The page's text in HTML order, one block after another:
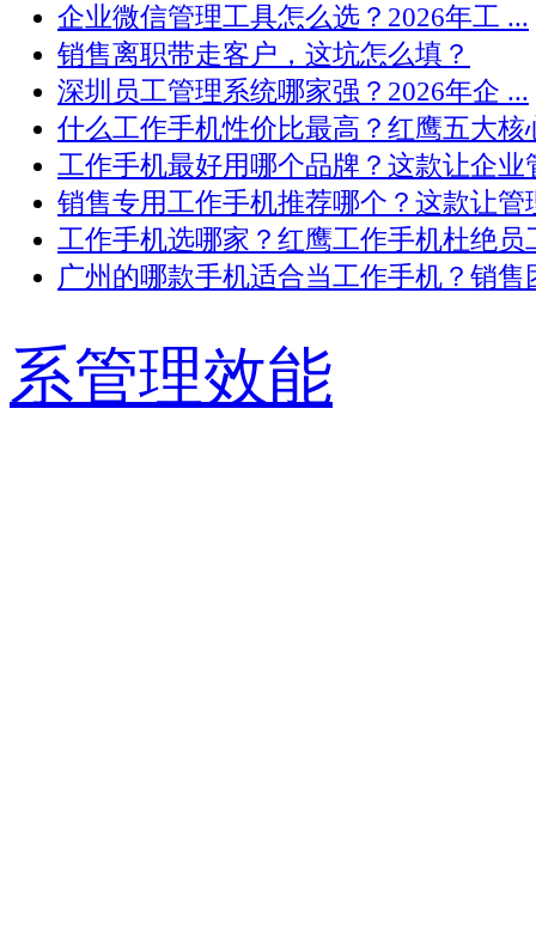
企业微信管理工具怎么选？2026年工 ...
销售离职带走客户，这坑怎么填？
深圳员工管理系统哪家强？2026年企 ...
什么工作手机性价比最高？红鹰五大核
工作手机最好用哪个品牌？这款让企业
销售专用工作手机推荐哪个？这款让管
工作手机选哪家？红鹰工作手机杜绝员
广州的哪款手机适合当工作手机？销售
系管理效能